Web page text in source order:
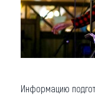
Информацию